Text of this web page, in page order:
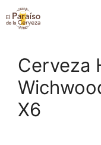
Saltar
al
Cerveza
X6